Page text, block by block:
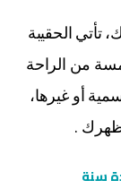
تأتي الحقيبة
من الراحة
أو غيرها،
.
سنة